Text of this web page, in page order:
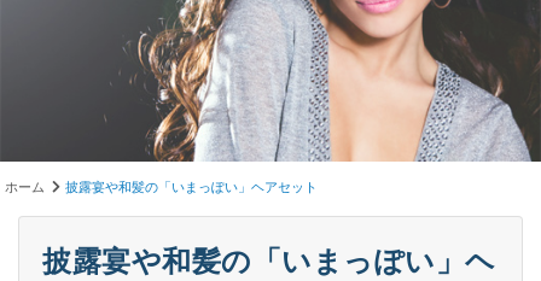
ホーム 披露宴や和髪の「いまっぽい」ヘアセット
披露宴や和髪の「いまっぽい」ヘ